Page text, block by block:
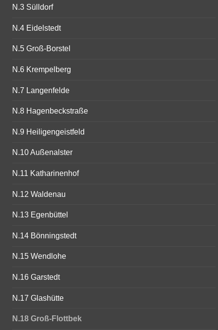
N.3 Sülldorf
N.4 Eidelstedt
N.5 Groß-Borstel
N.6 Krempelberg
N.7 Langenfelde
N.8 Hagenbeckstraße
N.9 Heiligengeistfeld
N.10 Außenalster
N.11 Katharinenhof
N.12 Waldenau
N.13 Egenbüttel
N.14 Bönningstedt
N.15 Wendlohe
N.16 Garstedt
N.17 Glashütte
N.18 Groß-Flottbek